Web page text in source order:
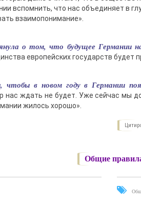
вспомнить, что нас объединяет в
взаимопонимание».
о том, что будущее Германии
европейских государств будет
чтобы в новом году в Германии
нас ждать не будет. Уже сейчас мы
жилось хорошо».
Общие